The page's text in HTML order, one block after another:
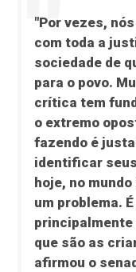
"Por vezes,
com toda a
sociedade de
para o povo.
crítica tem
o extremo
fazendo é
identificar
hoje, no
um problema.
principalmente
que são as
afirmou o